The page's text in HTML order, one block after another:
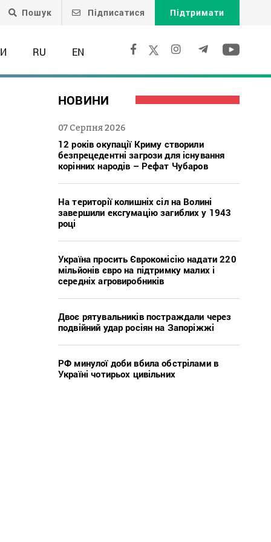
Пошук Підписатися Підтримати
RU EN
НОВИНИ
07 Серпня 2026
12 років окупації Криму створили
безпрецедентні загрози для існування
корінних народів – Рефат Чубаров
На території колишніх сіл на Волині
завершили ексгумацію загиблих у 1943
році
Україна просить Єврокомісію надати 220
мільйонів євро на підтримку малих і
середніх агровиробників
Двоє рятувальників постраждали через
подвійний удар росіян на Запоріжжі
РФ минулої доби вбила обстрілами в
Україні чотирьох цивільних